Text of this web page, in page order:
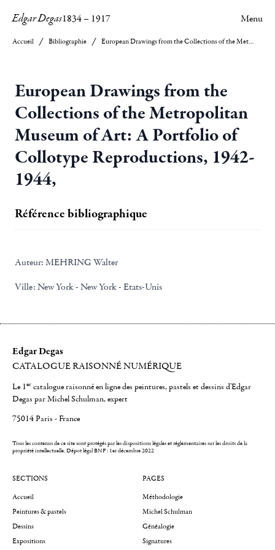
Edgar Degas1834– 1917 Menu
Accueil Bibliographie European Drawings from the Collections of the Metropolitan Museum of Art: A Portfolio of Collotype Reproductions, 1942-1944,
European Drawings from the
Collections of the Metropolitan
Museum of Art: A Portfolio of
Collotype Reproductions, 1942-
1944,
Référence bibliographique
Auteur: MEHRING Walter
Ville: New York - New York - Etats-Unis
Edgar Degas
CATALOGUE RAISONNÉ NUMÉRIQUE
Le 1er catalogue raisonné en ligne des peintures, pastels et dessins d'Edgar
Degas par Michel Schulman, expert
75014 Paris - France
Tous les contenus de ce site sont protégés par les dispositions légales et réglementaires sur les droits de la
propriété intellectuelle.Dépot légal BNF : 1er décembre 2022
SECTIONS
Accueil
Peintures & pastels
Dessins
Expositions
PAGES
Méthodologie
Michel Schulman
Généalogie
Signatures